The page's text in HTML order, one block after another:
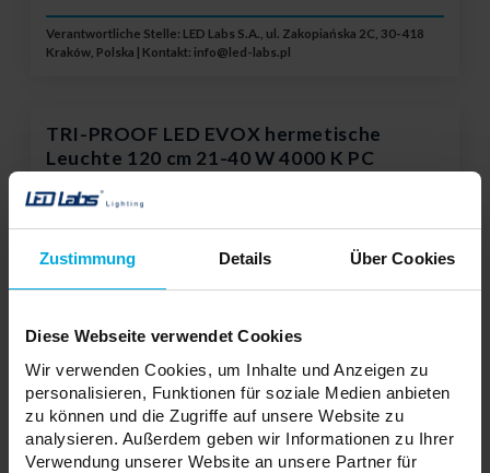
Zustimmung Details Über Cookies
Diese Webseite verwendet Cookies
Wir verwenden Cookies, um Inhalte und Anzeigen zu
personalisieren, Funktionen für soziale Medien anbieten
zu können und die Zugriffe auf unsere Website zu
analysieren. Außerdem geben wir Informationen zu Ihrer
Verwendung unserer Website an unsere Partner für
Verantwortliche Stelle: LED Labs S.A., ul. Zakopiańska 2C, 30-418
Kraków, Polska | Kontakt: info@led-labs.pl
TRI-PROOF LED EVOX hermetische
Leuchte 120 cm 21-40 W 4000 K PC
Model:
Bitte wenden Sie sich an
Ihren örtlichen Händler
ADD TO WISHLIST